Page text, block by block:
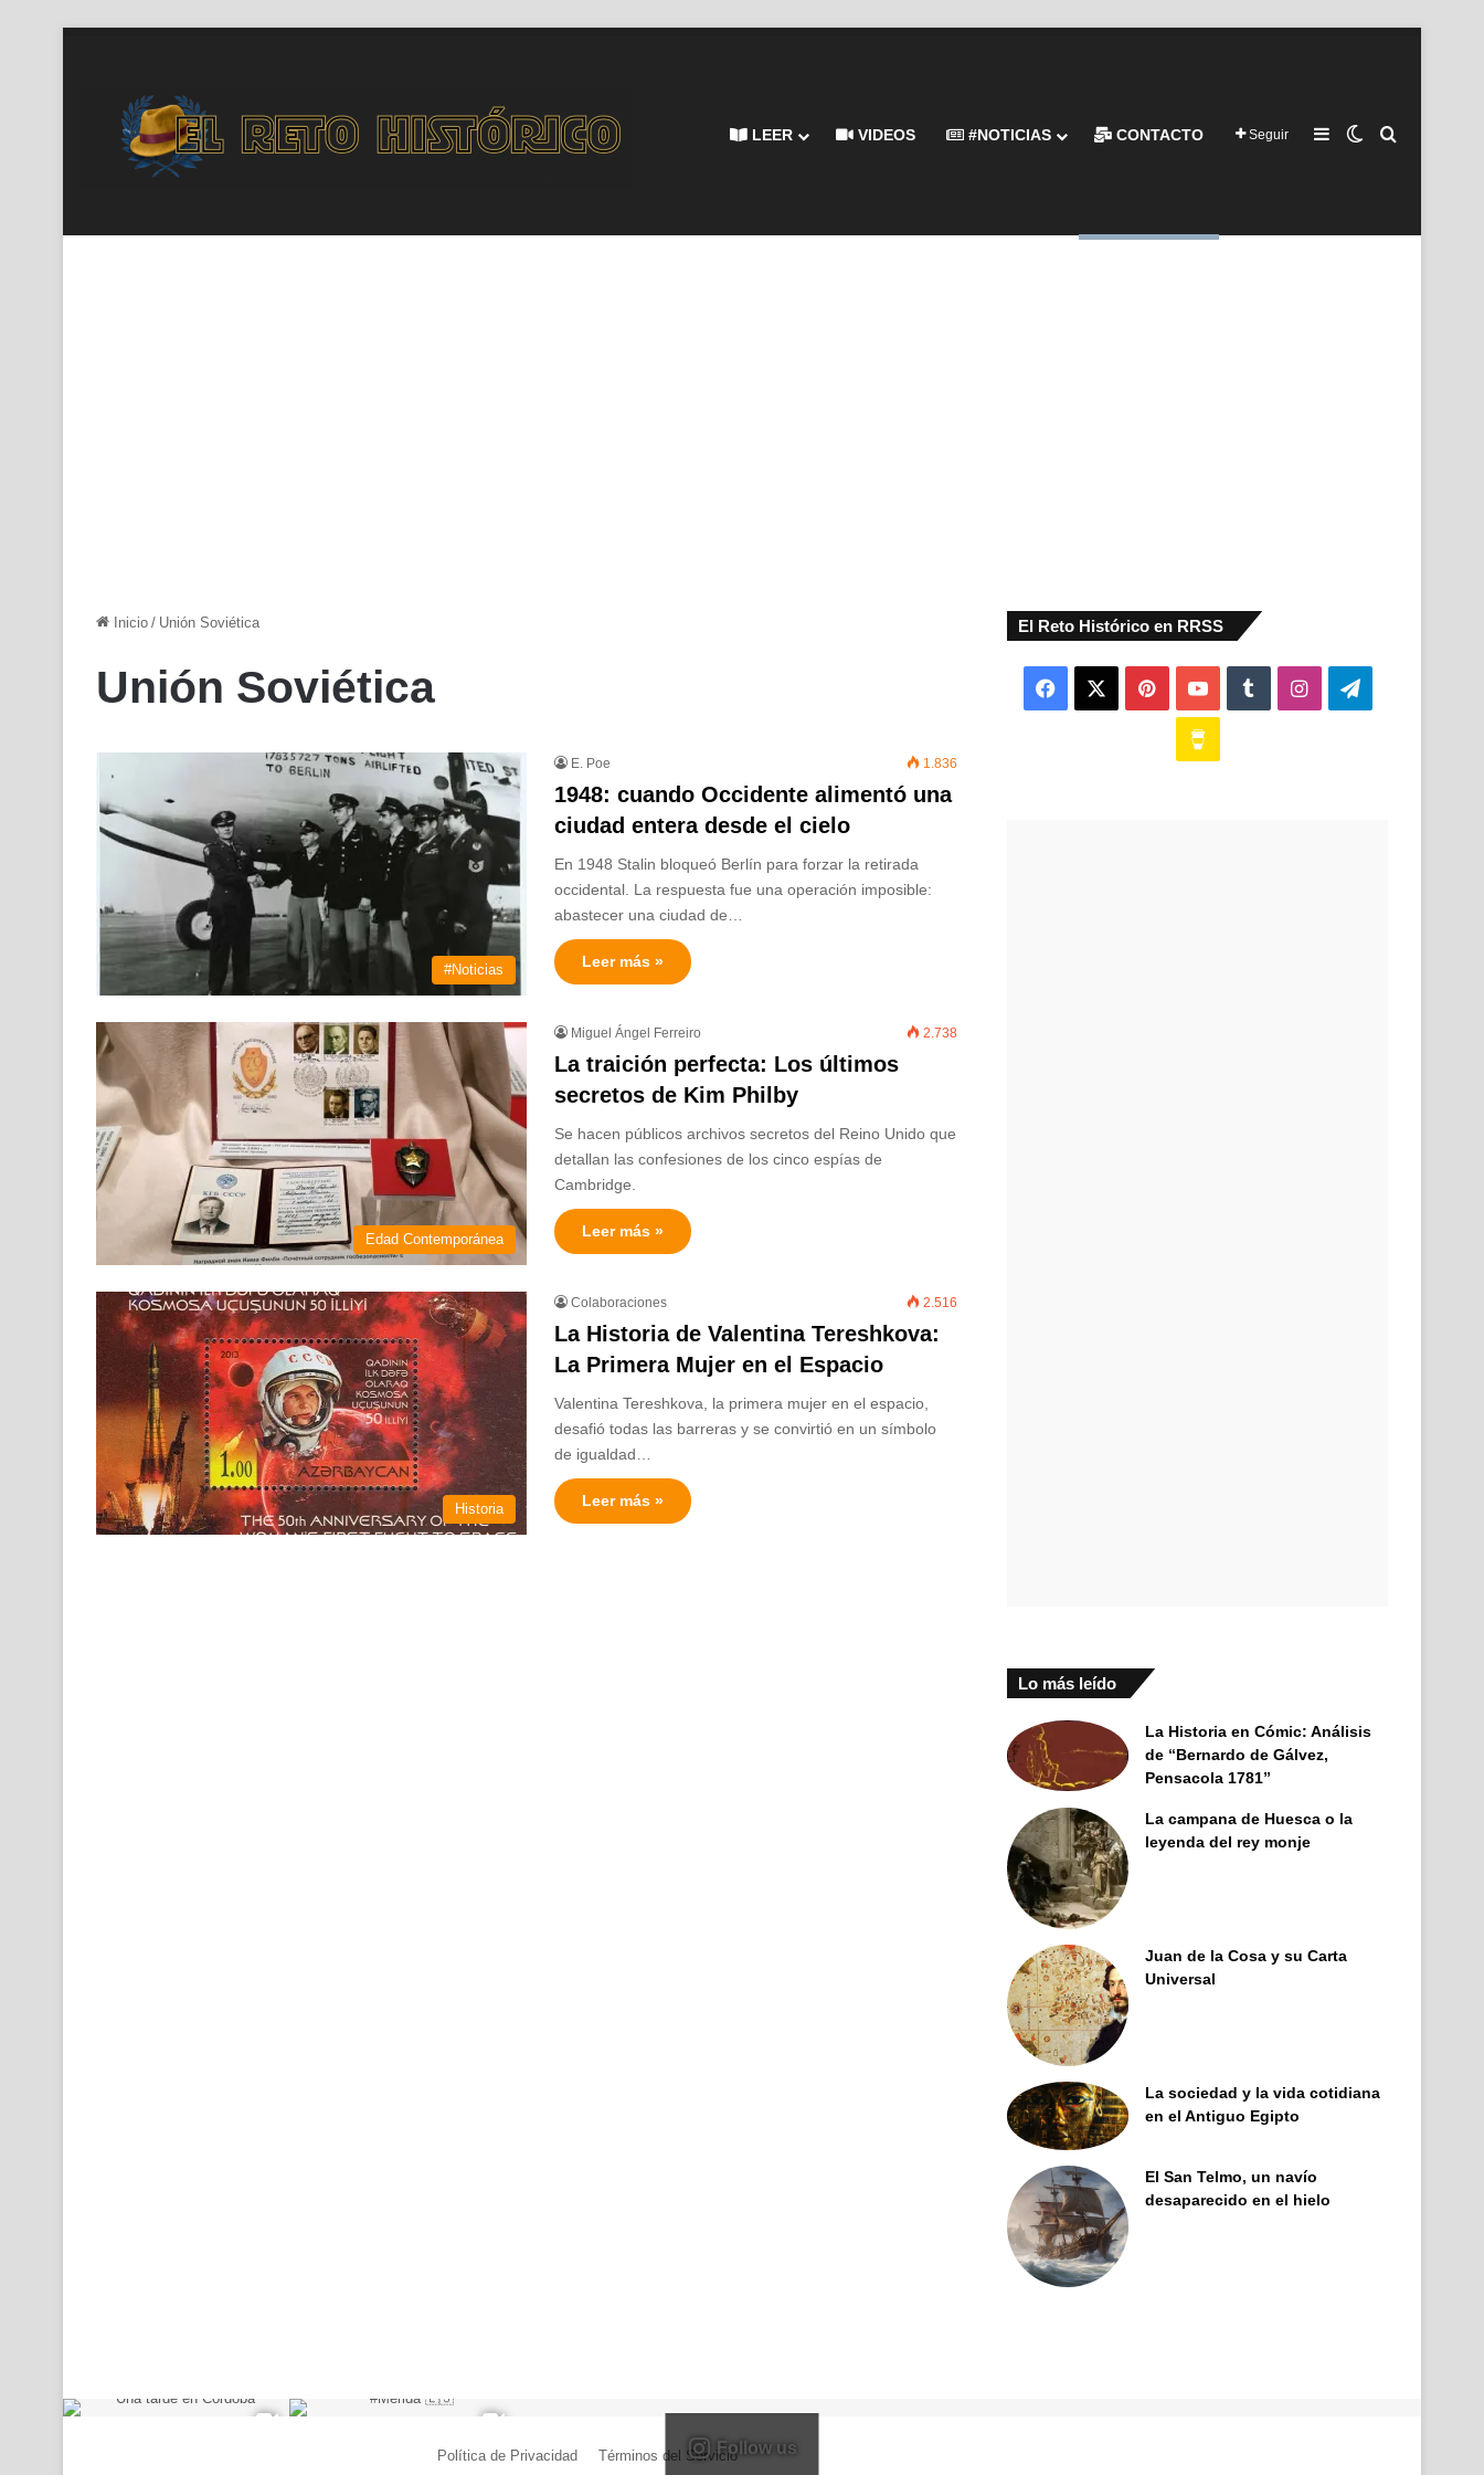
LEER VIDEOS #NOTICIAS CONTACTO Seguir Barra lateral
Switch skin
Inicio / Unión Soviética
Unión Soviética
#Noticias
E. Poe 1.836
1948: cuando Occidente alimentó una
ciudad entera desde el cielo
En 1948 Stalin bloqueó Berlín para forzar la retirada
occidental. La respuesta fue una operación imposible:
abastecer una ciudad de…
Leer más »
Edad Contemporánea
Miguel Ángel Ferreiro 2.738
La traición perfecta: Los últimos
secretos de Kim Philby
Se hacen públicos archivos secretos del Reino Unido que
detallan las confesiones de los cinco espías de
Cambridge.
Leer más »
Historia
Colaboraciones 2.516
La Historia de Valentina Tereshkova:
La Primera Mujer en el Espacio
Valentina Tereshkova, la primera mujer en el espacio,
desafió todas las barreras y se convirtió en un símbolo
de igualdad…
Leer más »
El Reto Histórico en RRSS
Facebook PinterestYouTubeTumblrInstagramTelegram
Lo más leído
La Historia en Cómic: Análisis
de “Bernardo de Gálvez,
Pensacola 1781”
La campana de Huesca o la
leyenda del rey monje
Juan de la Cosa y su Carta
Universal
La sociedad y la vida cotidiana
en el Antiguo Egipto
El San Telmo, un navío
desaparecido en el hielo
Follow us
Política de Privacidad Términos del Servicio| Creado por Miguel Ángel Ferreiro